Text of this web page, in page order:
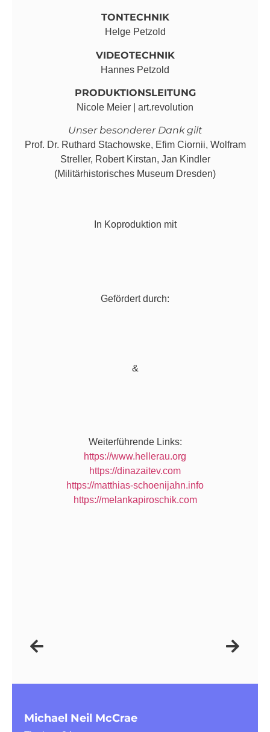
TONTECHNIK
Helge Petzold
VIDEOTECHNIK
Hannes Petzold
PRODUKTIONSLEITUNG
Nicole Meier | art.revolution
Unser besonderer Dank gilt
Prof. Dr. Ruthard Stachowske, Efim Ciornii, Wolfram
Streller, Robert Kirstan, Jan Kindler
(Militärhistorisches Museum Dresden)
In Koproduktion mit
Gefördert durch:
&
Weiterführende Links:
https://www.hellerau.org
https://dinazaitev.com
https://matthias-schoenijahn.info
https://melankapiroschik.com
Michael Neil McCrae